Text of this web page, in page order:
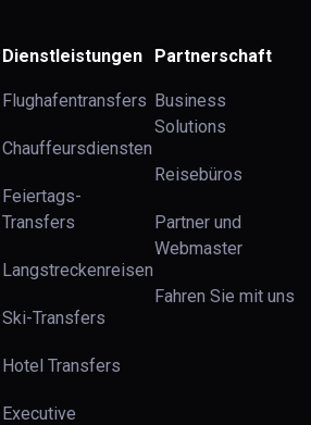
Dienstleistungen
Flughafentransfers
Chauffeursdiensten
Feiertags-
Transfers
Langstreckenreisen
Ski-Transfers
Hotel Transfers
Executive
Partnerschaft
Business
Solutions
Reisebüros
Partner und
Webmaster
Fahren Sie mit uns